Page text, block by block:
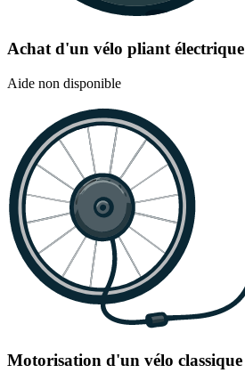
Achat d'un vélo pliant électrique
Aide non disponible
Motorisation d'un vélo classique